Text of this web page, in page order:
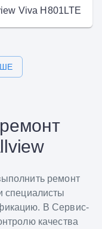
Viva H801LTE
ремонт
В Сервис-
качества